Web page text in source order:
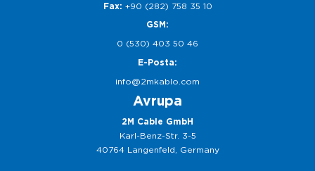
Fax: +90 (282) 758 35 10
GSM:
0 (530) 403 50 46
E-Posta:
info@2mkablo.com
Avrupa
2M Cable GmbH
Karl-Benz-Str. 3-5
40764 Langenfeld, Germany